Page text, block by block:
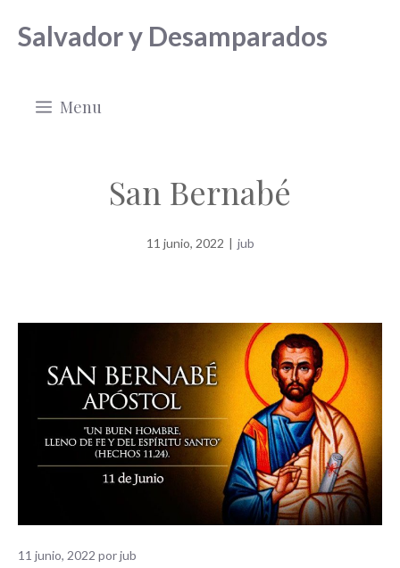
Salvador y Desamparados
Menu
San Bernabé
11 junio, 2022 | jub
11 junio, 2022 porjub